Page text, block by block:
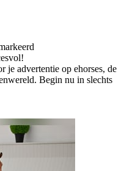
je advertentie op ehorses, de
Begin nu in slechts